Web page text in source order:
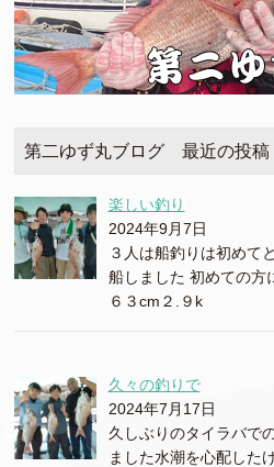
第二ゆず丸ブログ 最近の投稿
楽しい釣り
2024年9月7日
３人は船釣りは初めて
船しました 初めての方
６３cm２.９k
久々の釣りで
2024年7月17日
久しぶりのタイラバで
ました水潮を心配した